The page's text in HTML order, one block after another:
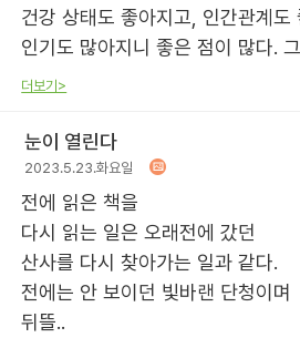
건강 상태도 좋아지고, 인간관계도
인기도 많아지니 좋은 점이 많다.
더보기>
눈이 열린다
2023.5.23.화요일
전에 읽은 책을
다시 읽는 일은 오래전에 갔던
산사를 다시 찾아가는 일과 같다.
전에는 안 보이던 빛바랜 단청이며
뒤뜰..